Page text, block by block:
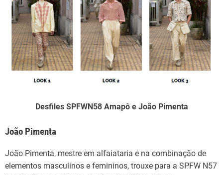
Desfiles SPFWN58 Amapô e João Pimenta
João Pimenta
João Pimenta, mestre em alfaiataria e na combinação de
elementos masculinos e femininos, trouxe para a SPFW N57